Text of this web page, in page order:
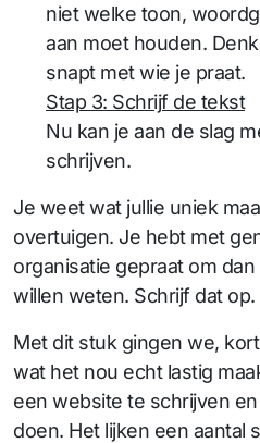
niet welke toon,
aan moet houden.
snapt met wie je praat.
Stap 3: Schrijf de tekst
Nu kan je aan de slag
schrijven.
Je weet wat jullie uniek
overtuigen. Je hebt met
organisatie gepraat om
willen weten. Schrijf dat op.
Met dit stuk gingen we,
wat het nou echt lastig
een website te schrijven
doen. Het lijken een aantal